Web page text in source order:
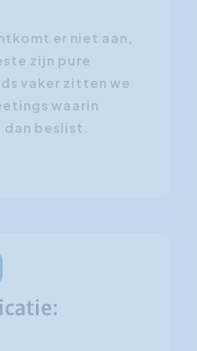
er niet aan,
zijn pure
vaker zitten we
waarin
beslist.